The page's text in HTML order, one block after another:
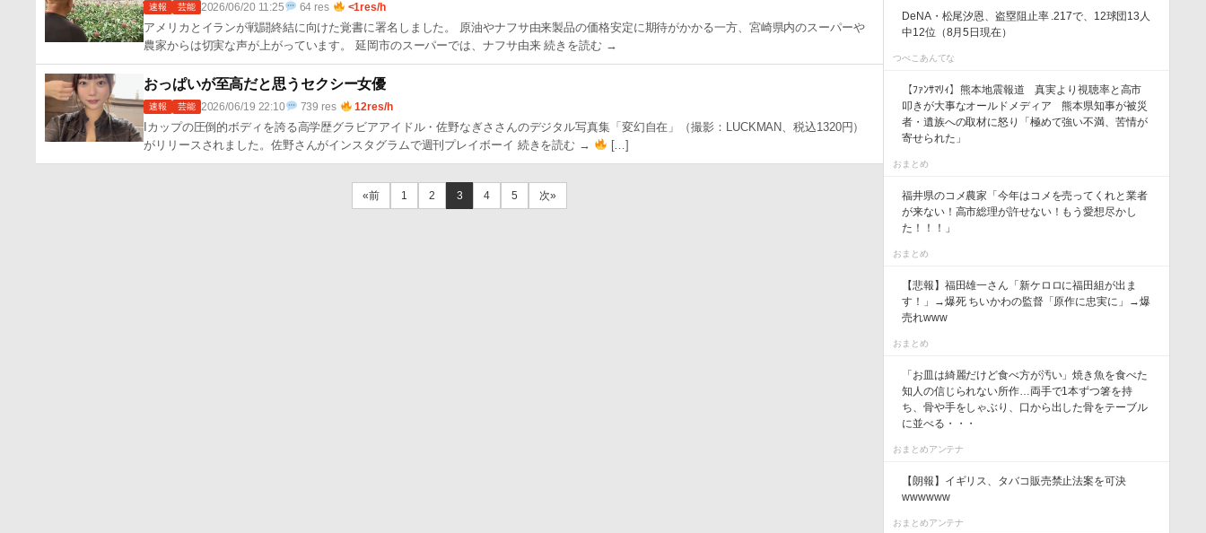
速報 芸能 2026/06/20 11:25 64 res <1res/h
アメリカとイランが戦闘終結に向けた覚書に署名しました。 原油やナフサ由来製品の価格安定に期待がかかる一方、宮崎県内のスーパーや
農家からは切実な声が上がっています。 延岡市のスーパーでは、ナフサ由来 続きを読む →
おっぱいが至高だと思うセクシー女優
速報 芸能 2026/06/19 22:10 739 res 12res/h
Iカップの圧倒的ボディを誇る高学歴グラビアアイドル・佐野なぎささんのデジタル写真集「変幻自在」（撮影：LUCKMAN、税込1320円）
がリリースされました。佐野さんがインスタグラムで週刊プレイボーイ 続きを読む →
[…]
«前 1 2 3 4 5 次»
DeNA・松尾汐恩、盗塁阻止率 .217で、12球団13人
中12位（8月5日現在）
つべこあんてな
【ﾌｧﾝｻﾏﾘｨ】熊本地震報道 真実より視聴率と高市
叩きが大事なオールドメディア 熊本県知事が被災
者・遺族への取材に怒り「極めて強い不満、苦情が
寄せられた」
おまとめ
福井県のコメ農家「今年はコメを売ってくれと業者
が来ない！高市総理が許せない！もう愛想尽かし
た！！！」
おまとめ
【悲報】福田雄一さん「新ケロロに福田組が出ま
す！」→爆死 ちいかわの監督「原作に忠実に」→爆
売れwww
おまとめ
「お皿は綺麗だけど食べ方が汚い」焼き魚を食べた
知人の信じられない所作…両手で1本ずつ箸を持
ち、骨や手をしゃぶり、口から出した骨をテーブル
に並べる・・・
おまとめアンテナ
【朗報】イギリス、タバコ販売禁止法案を可決
wwwwww
おまとめアンテナ